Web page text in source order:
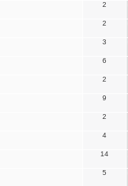
2
2
3
6
2
9
2
4
14
5